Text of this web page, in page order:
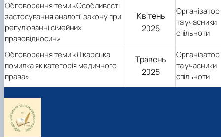
Обговорення теми «Особливості
застосування аналогії закону при
регулюванні сімейних
правовідносин»
Квітень
2025
Організатор
та учасники
спільноти
Обговорення теми «Лікарська
помилка як категорія медичного
права»
Травень
2025
Організатор
та учасники
спільноти